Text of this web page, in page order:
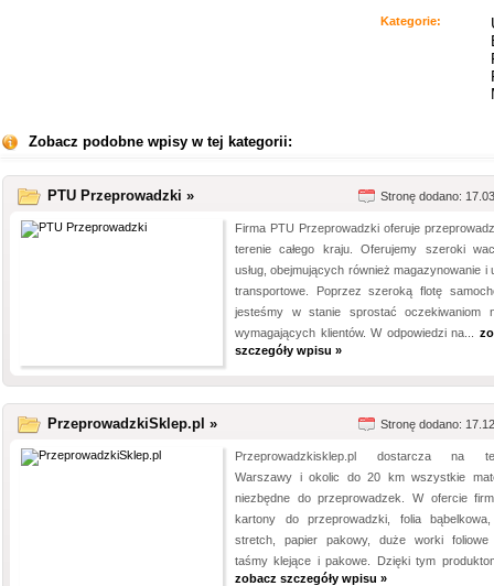
Kategorie:
Zobacz podobne wpisy w tej kategorii:
PTU Przeprowadzki » Stronę dodano:
Firma PTU Przeprowadzki oferuje
terenie całego kraju. Oferujemy szeroki
usług, obejmujących również magazynowanie i
transportowe. Poprzez szeroką flotę
jesteśmy w stanie sprostać oczekiwaniom
wymagających klientów. W odpowiedzi na...
szczegóły wpisu »
PrzeprowadzkiSklep.pl » Stronę dodano:
Przeprowadzkisklep.pl dostarcza na
Warszawy i okolic do 20 km wszystkie
niezbędne do przeprowadzek. W ofercie
kartony do przeprowadzki, folia
stretch, papier pakowy, duże worki foliowe
taśmy klejące i pakowe. Dzięki tym
zobacz szczegóły wpisu »